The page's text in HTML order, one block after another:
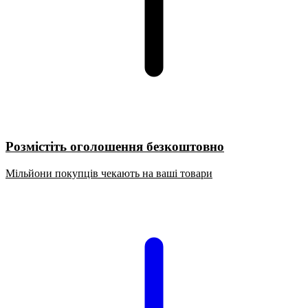
Розмістіть оголошення безкоштовно
Мільйони покупців чекають на ваші товари